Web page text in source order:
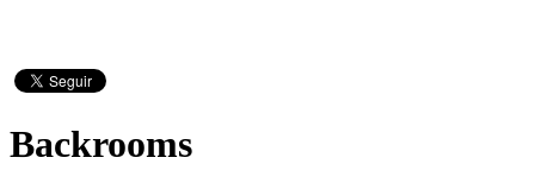
Backrooms